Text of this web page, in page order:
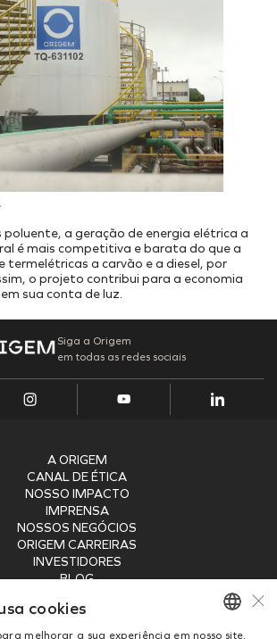
poluente, a geração de energia elétrica a
é mais competitiva e barata do que a
termelétricas a carvão e a diesel, por
o projeto contribui para a economia
sua conta de luz.
Siga a Origem
em todas as redes sociais
NOSSA NEWSLETTER
A ORIGEM
CANAL DE ÉTICA
NOSSO IMPACTO
IMPRENSA
NOSSOS NEGÓCIOS
ORIGEM CARREIRAS
INVESTIDORES
BLOG
×
cookies
melhorar a sua experiência em nosso site.